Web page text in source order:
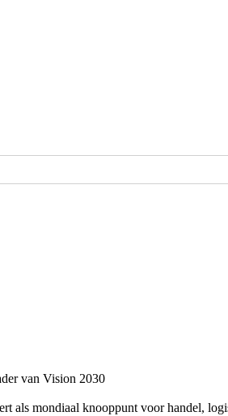
van Vision 2030
als mondiaal knooppunt voor handel,